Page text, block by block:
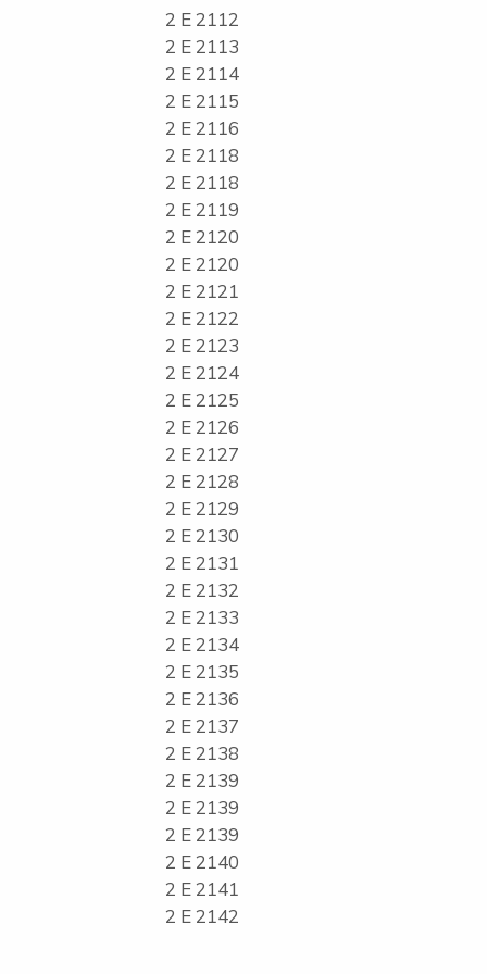
2 E 2112
2 E 2113
2 E 2114
2 E 2115
2 E 2116
2 E 2118
2 E 2118
2 E 2119
2 E 2120
2 E 2120
2 E 2121
2 E 2122
2 E 2123
2 E 2124
2 E 2125
2 E 2126
2 E 2127
2 E 2128
2 E 2129
2 E 2130
2 E 2131
2 E 2132
2 E 2133
2 E 2134
2 E 2135
2 E 2136
2 E 2137
2 E 2138
2 E 2139
2 E 2139
2 E 2139
2 E 2140
2 E 2141
2 E 2142